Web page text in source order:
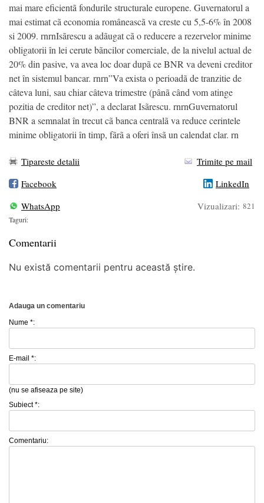
mai mare eficientã fondurile structurale europene. Guvernatorul a
mai estimat cã economia româneascã va creste cu 5,5-6% în 2008
si 2009. rnrnIsãrescu a adãugat cã o reducere a rezervelor minime
obligatorii în lei cerute bãncilor comerciale, de la nivelul actual de
20% din pasive, va avea loc doar dupã ce BNR va deveni creditor
net în sistemul bancar. rnrn”Va exista o perioadã de tranzitie de
câteva luni, sau chiar câteva trimestre (pânã când vom atinge
pozitia de creditor net)”, a declarat Isãrescu. rnrnGuvernatorul
BNR a semnalat în trecut cã banca centralã va reduce cerintele
minime obligatorii în timp, fãrã a oferi însã un calendat clar. rn
Tipareste detalii
Trimite pe mail
Facebook
LinkedIn
WhatsApp
Vizualizari: 821
Taguri:
Comentarii
Nu există comentarii pentru această știre.
Adauga un comentariu
Nume *:
E-mail *:
(nu se afiseaza pe site)
Subiect *:
Comentariu: